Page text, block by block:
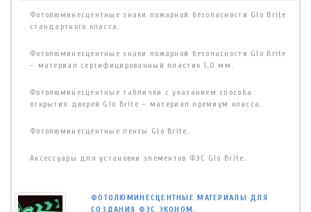
Фотолюминесцентные знаки пожарной безопасности Glo Brite
стандартного класса.
Фотолюминесцентные знаки пожарной безопасности Glo Brite
– материал сертифицированный пластик 1,0 мм.
Фотолюминесцентные таблички с указанием способа
открытия дверей Glo Brite – материал премиум класса.
Фотолюминесцентные ленты Glo Brite.
Аксессуары для установки элементов ФЭС Glo Brite.
ФОТОЛЮМИНЕСЦЕНТНЫЕ МАТЕРИАЛЫ ДЛЯ
СОЗДАНИЯ ФЭС ЭКОНОМ.